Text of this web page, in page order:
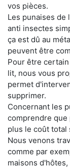
vos pièces.
Les punaises
anti insectes
ça est dû au
peuvent être
Pour être
lit, nous vous
permet
supprimer.
Concernant les
comprendre
plus le coût total
Nous venons
comme par
maisons